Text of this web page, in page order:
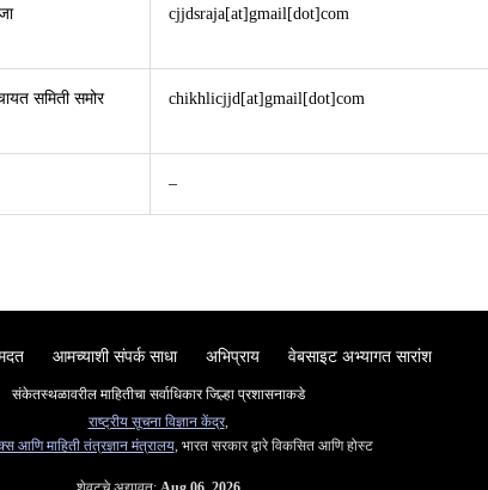
cjjdsraja[at]gmail[dot]com
समिती समोर
chikhlicjjd[at]gmail[dot]com
–
आमच्याशी संपर्क साधा अभिप्राय वेबसाइट अभ्यागत सारांश
संकेतस्थळावरील माहितीचा सर्वाधिकार जिल्हा प्रशासनाकडे
राष्ट्रीय सूचना विज्ञान केंद्र,
आणि माहिती तंत्रज्ञान मंत्रालय, भारत सरकार द्वारे विकसित आणि होस्ट